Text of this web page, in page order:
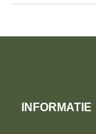
INFORMATIE